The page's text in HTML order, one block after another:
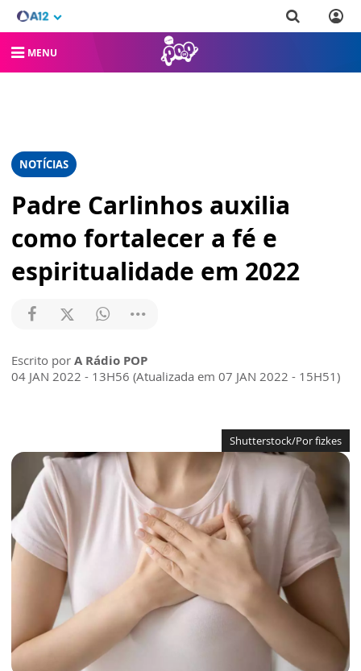
MENU
NOTÍCIAS
Padre Carlinhos auxilia
como fortalecer a fé e
espiritualidade em 2022
Escrito por A Rádio POP
04 JAN 2022 - 13H56 (Atualizada em 07 JAN 2022 - 15H51)
Shutterstock/Por fizkes